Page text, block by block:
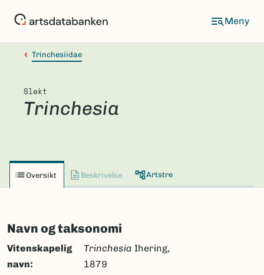
Trinchesiidae
Slekt
Trinchesia
Oversikt Beskrivelse Artstre
Navn og taksonomi
Vitenskapelig
navn:
Trinchesia Ihering,
1879